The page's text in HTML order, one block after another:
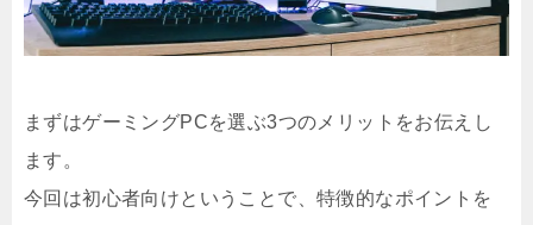
まずはゲーミングPCを選ぶ3つのメリットをお伝えし
ます。
今回は初心者向けということで、特徴的なポイントを